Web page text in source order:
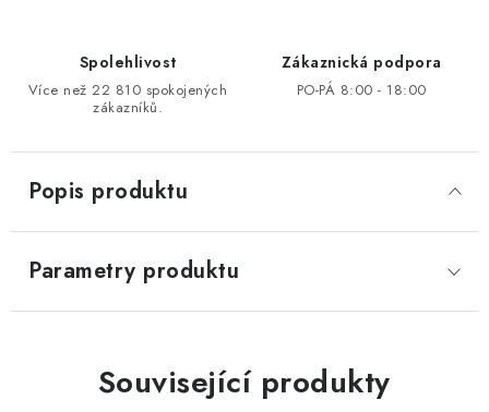
Spolehlivost
Více než 22 810 spokojených
zákazníků.
Zákaznická podpora
PO-PÁ 8:00 - 18:00
Popis produktu
Parametry produktu
Související produkty